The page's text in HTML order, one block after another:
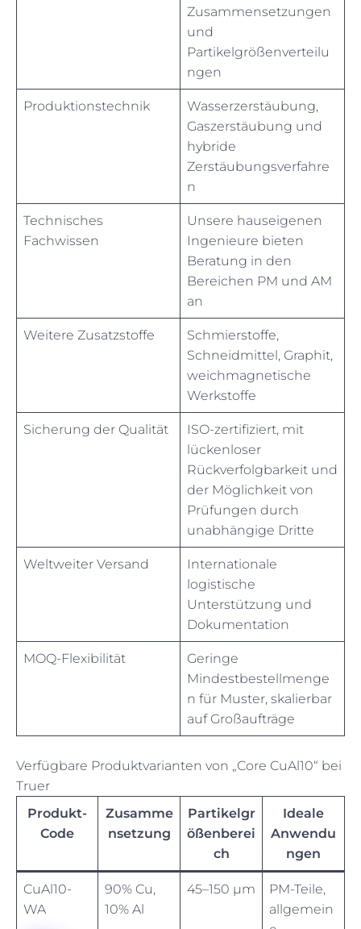
Zusammensetzungen
und
Partikelgrößenverteilu
ngen
Produktionstechnik
Wasserzerstäubung,
Gaszerstäubung und
hybride
Zerstäubungsverfahre
n
Technisches
Fachwissen
Unsere hauseigenen
Ingenieure bieten
Beratung in den
Bereichen PM und AM
an
Weitere Zusatzstoffe
Schmierstoffe,
Schneidmittel, Graphit,
weichmagnetische
Werkstoffe
Sicherung der Qualität
ISO-zertifiziert, mit
lückenloser
Rückverfolgbarkeit und
der Möglichkeit von
Prüfungen durch
unabhängige Dritte
Weltweiter Versand
Internationale
logistische
Unterstützung und
Dokumentation
MOQ-Flexibilität
Geringe
Mindestbestellmenge
n für Muster, skalierbar
auf Großaufträge
Verfügbare Produktvarianten von „Core CuAl10“ bei
Truer
Produkt-
Code
Zusamme
nsetzung
Partikelgr
ößenberei
ch
Ideale
Anwendu
ngen
CuAl10-
WA
90% Cu,
10% Al
45–150 µm
PM-Teile,
allgemein